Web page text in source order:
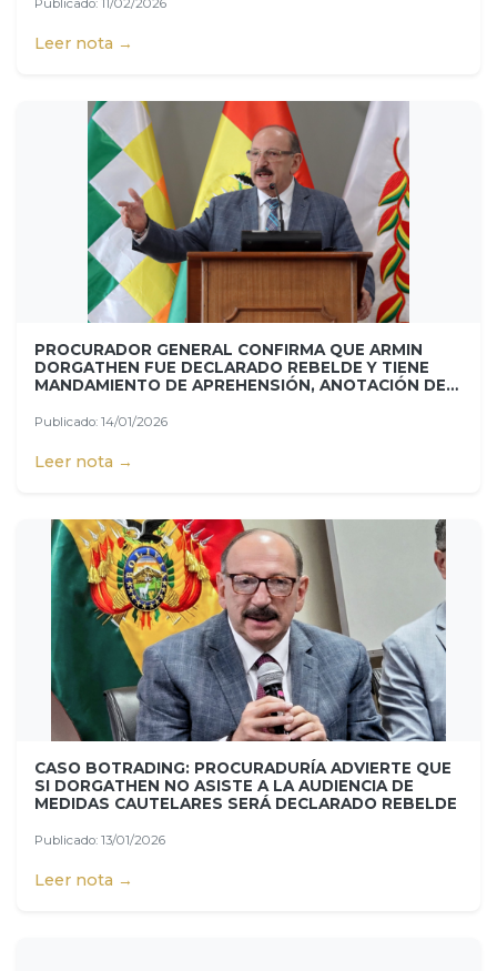
Publicado: 11/02/2026
Leer nota →
PROCURADOR GENERAL CONFIRMA QUE ARMIN
DORGATHEN FUE DECLARADO REBELDE Y TIENE
MANDAMIENTO DE APREHENSIÓN, ANOTACIÓN DE
Publicado: 14/01/2026
Leer nota →
CASO BOTRADING: PROCURADURÍA ADVIERTE QUE
SI DORGATHEN NO ASISTE A LA AUDIENCIA DE
MEDIDAS CAUTELARES SERÁ DECLARADO REBELDE
Publicado: 13/01/2026
Leer nota →